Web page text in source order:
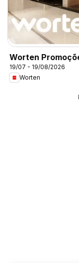
Worten
19/07 - 19/08/2026
Worten